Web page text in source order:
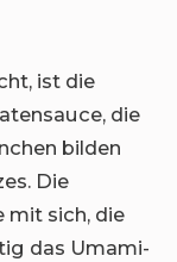
ist die
die
bilden
Die
mit sich, die
das Umami-